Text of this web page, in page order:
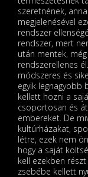
szeretnének,
megjelenésével
rendszer
rendszer, mert
után mentek,
rendszerellenes
módszeres és
egyik legnagyobb
kellett hozni a
csoportosan és
embereket. De
kultúrházakat,
létre, ezek nem
hogy a saját
kell ezekben
zsebébe kellett